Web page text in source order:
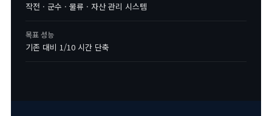
작전 · 군수 · 물류 · 자산 관리 시스템
목표 성능
기존 대비 1/10 시간 단축